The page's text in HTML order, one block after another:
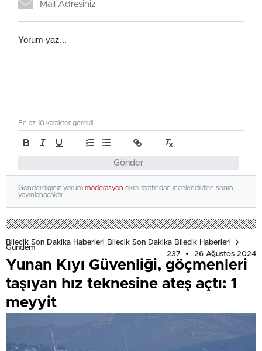
Gönder
En az 10 karakter gerekli
Gönderdiğiniz yorum moderasyon ekibi tarafından incelendikten sonra
yayınlanacaktır.
Bilecik Son Dakika Haberleri Bilecik Son Dakika Bilecik Haberleri
Gündem
237
26 Ağustos 2024
Yunan Kıyı Güvenliği, göçmenleri
taşıyan hız teknesine ateş açtı: 1
meyyit